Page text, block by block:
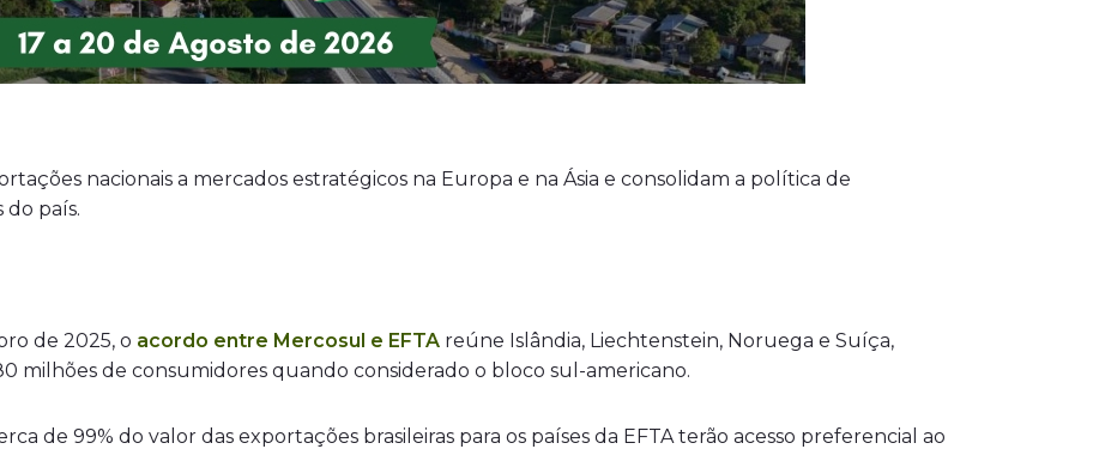
nacionais a mercados estratégicos na Europa e na Ásia e consolidam a política de
do país.
de 2025, o acordo entre Mercosul e EFTA reúne Islândia, Liechtenstein, Noruega e Suíça,
milhões de consumidores quando considerado o bloco sul-americano.
de 99% do valor das exportações brasileiras para os países da EFTA terão acesso preferencial ao